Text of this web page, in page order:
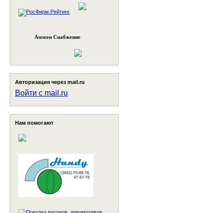
Аммон Снабжение
Авторизация через mail.ru
Войти с mail.ru
Нам помогают